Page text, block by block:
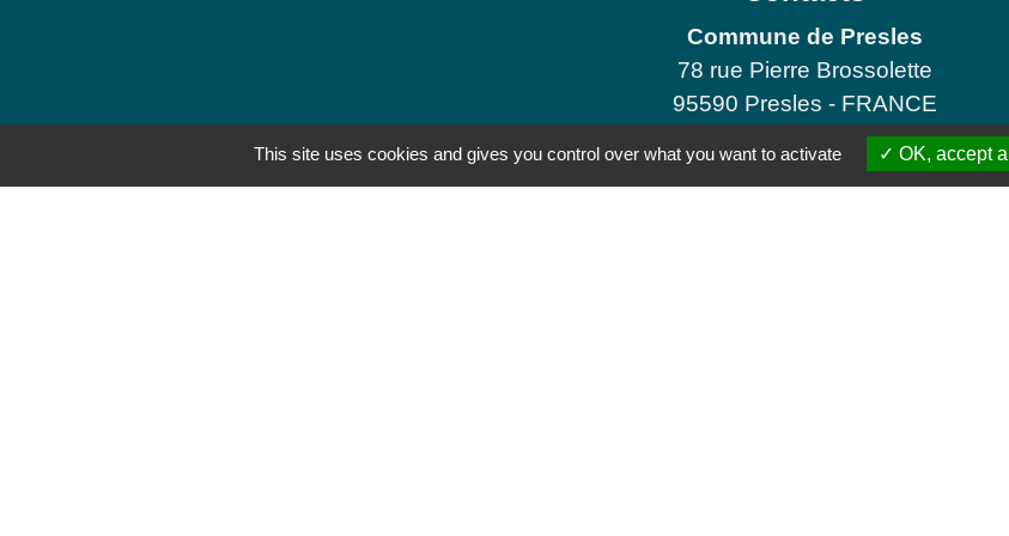
Commune de Presles
78 rue Pierre Brossolette
95590 Presles - FRANCE
+33 1 30 28 73 73
Contact par formulaire
This site uses cookies and gives you control over what you want to activate OK, accept all